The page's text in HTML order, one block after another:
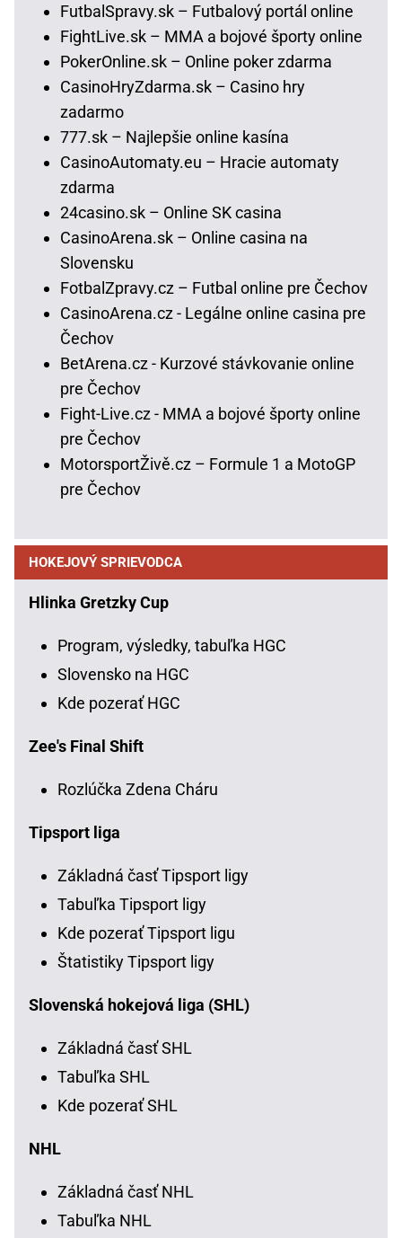
FutbalSpravy.sk – Futbalový portál online
FightLive.sk – MMA a bojové športy online
PokerOnline.sk – Online poker zdarma
CasinoHryZdarma.sk – Casino hry
zadarmo
777.sk – Najlepšie online kasína
CasinoAutomaty.eu – Hracie automaty
zdarma
24casino.sk – Online SK casina
CasinoArena.sk – Online casina na
Slovensku
FotbalZpravy.cz – Futbal online pre Čechov
CasinoArena.cz - Legálne online casina pre
Čechov
BetArena.cz - Kurzové stávkovanie online
pre Čechov
Fight-Live.cz - MMA a bojové športy online
pre Čechov
MotorsportŽivě.cz – Formule 1 a MotoGP
pre Čechov
HOKEJOVÝ SPRIEVODCA
Hlinka Gretzky Cup
Program, výsledky, tabuľka HGC
Slovensko na HGC
Kde pozerať HGC
Zee's Final Shift
Rozlúčka Zdena Cháru
Tipsport liga
Základná časť Tipsport ligy
Tabuľka Tipsport ligy
Kde pozerať Tipsport ligu
Štatistiky Tipsport ligy
Slovenská hokejová liga (SHL)
Základná časť SHL
Tabuľka SHL
Kde pozerať SHL
NHL
Základná časť NHL
Tabuľka NHL